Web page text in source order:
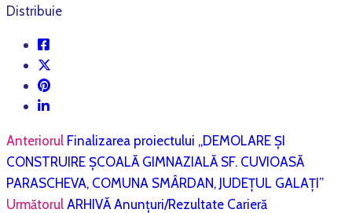
Distribuie
Anteriorul Finalizarea proiectului „DEMOLARE ȘI
CONSTRUIRE ȘCOALĂ GIMNAZIALĂ SF. CUVIOASĂ
PARASCHEVA, COMUNA SMÂRDAN, JUDEȚUL GALAȚI”
Următorul ARHIVĂ Anunțuri/Rezultate Carieră